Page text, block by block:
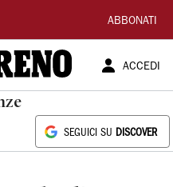
ABBONATI
ACCEDI
SEGUICI SU DISCOVER